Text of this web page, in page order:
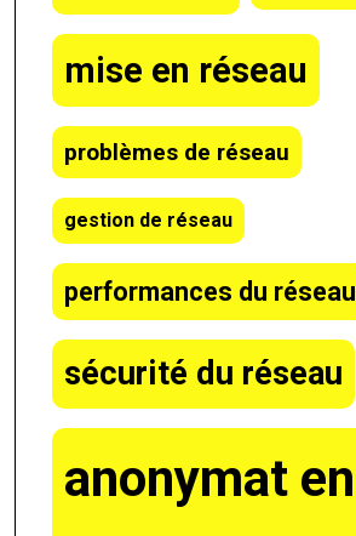
mise en réseau
problèmes de réseau
gestion de réseau
performances du réseau
sécurité du réseau
anonymat en